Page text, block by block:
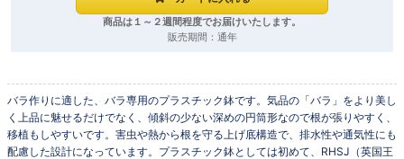
商品は１～２週間程度でお届けいたします。
販売期間：通年
バラ作りに適した、バラ専用のプラスチック鉢です。気品の「バラ」をより美し
く上品に魅せるだけでなく、傾斜の少ない深めの円筒形なので根が張りやすく、
移植もしやすいです。害虫や熱から根を守る上げ底構造で、排水性や通気性にも
配慮した設計になっています。プラスチック鉢としては初めて、RHSJ（英国王